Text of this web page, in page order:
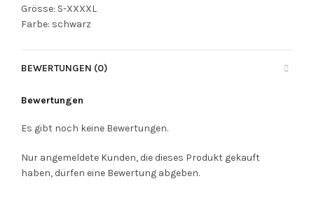
Grösse: S-XXXXL
Farbe: schwarz
BEWERTUNGEN (0)
Bewertungen
Es gibt noch keine Bewertungen.
Nur angemeldete Kunden, die dieses Produkt gekauft
haben, dürfen eine Bewertung abgeben.